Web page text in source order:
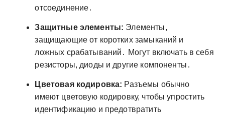
отсоединение․
Защитные элементы: Элементы,
защищающие от коротких замыканий и
ложных срабатываний․ Могут включать в себя
резисторы, диоды и другие компоненты․
Цветовая кодировка: Разъемы обычно
имеют цветовую кодировку, чтобы упростить
идентификацию и предотвратить